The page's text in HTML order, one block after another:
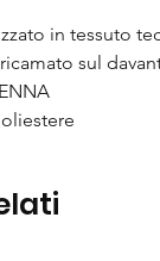
in tessuto
sul